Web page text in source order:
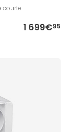
courte
1 699€95